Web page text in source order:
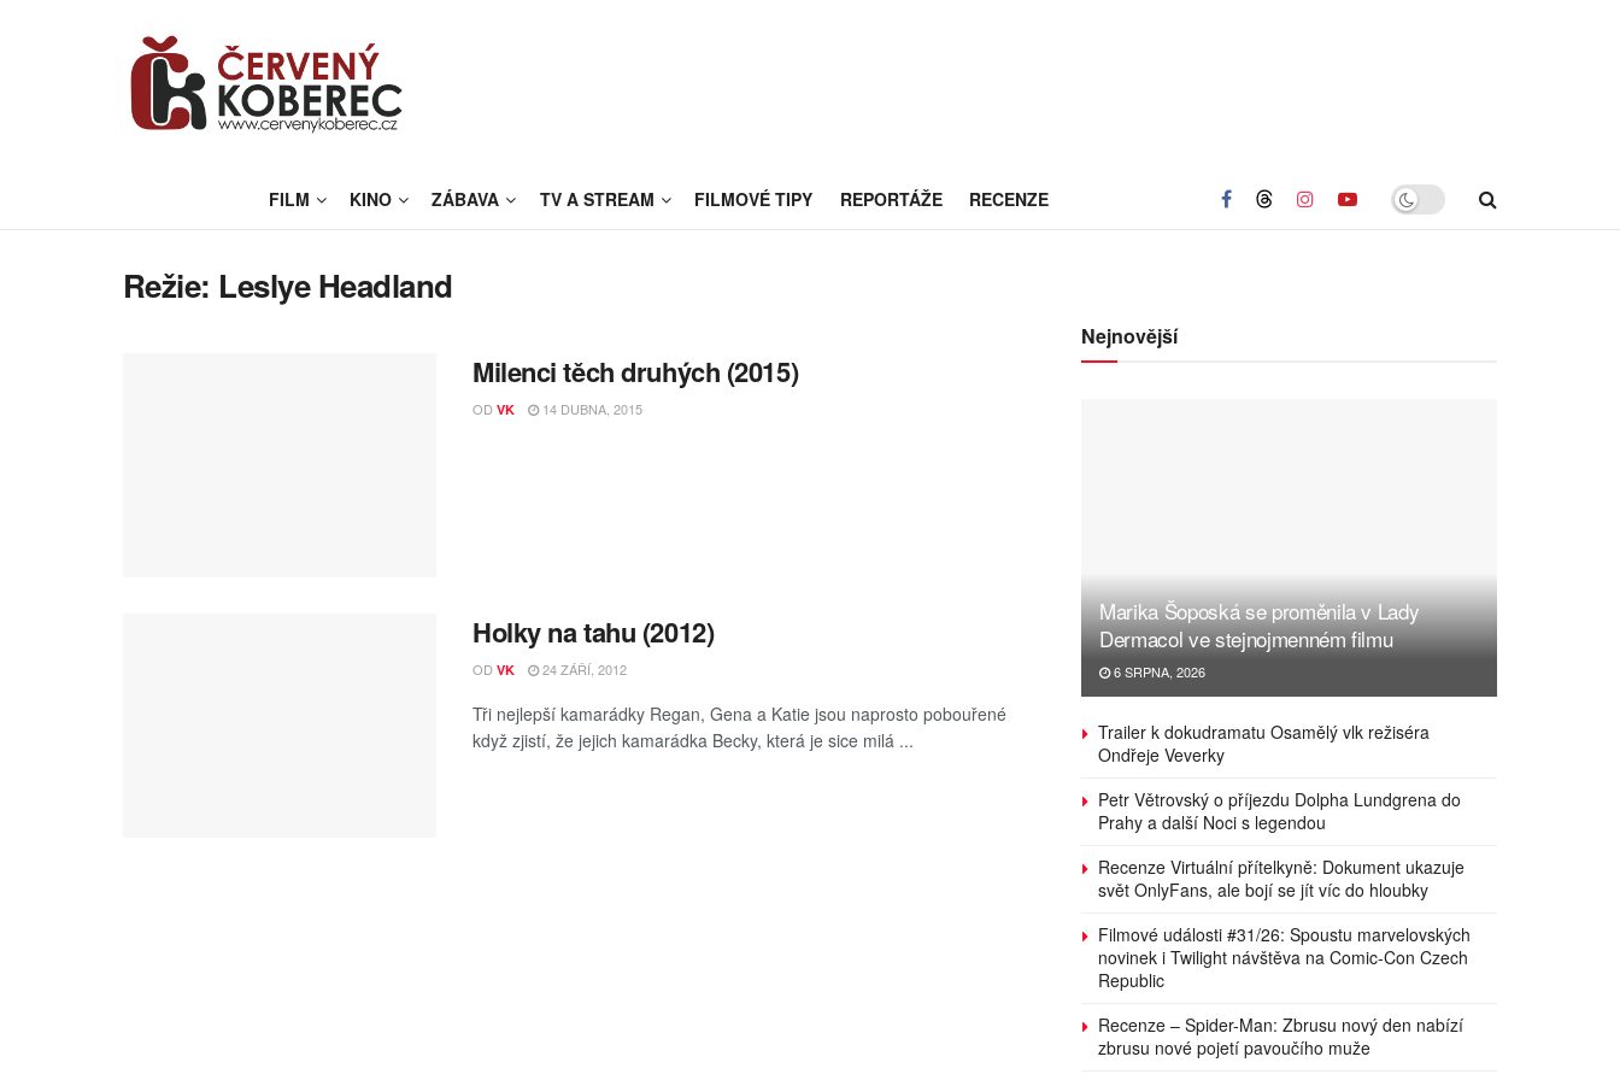
FILM KINO ZÁBAVA TV A STREAM FILMOVÉ TIPY REPORTÁŽE RECENZE
Režie: Leslye Headland
Milenci těch druhých (2015)
OD VK 14 DUBNA, 2015
Holky na tahu (2012)
OD VK 24 ZÁŘÍ, 2012
Tři nejlepší kamarádky Regan, Gena a Katie jsou naprosto pobouřené
když zjistí, že jejich kamarádka Becky, která je sice milá ...
Nejnovější
Marika Šoposká se proměnila v Lady
Dermacol ve stejnojmenném filmu
6 SRPNA, 2026
Trailer k dokudramatu Osamělý vlk režiséra
Ondřeje Veverky
Petr Větrovský o příjezdu Dolpha Lundgrena do
Prahy a další Noci s legendou
Recenze Virtuální přítelkyně: Dokument ukazuje
svět OnlyFans, ale bojí se jít víc do hloubky
Filmové události #31/26: Spoustu marvelovských
novinek i Twilight návštěva na Comic-Con Czech
Republic
Recenze – Spider-Man: Zbrusu nový den nabízí
zbrusu nové pojetí pavoučího muže